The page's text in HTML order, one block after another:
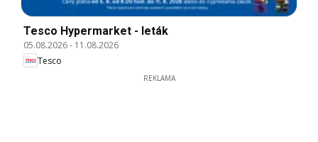
Tesco Hypermarket - leták
05.08.2026- 11.08.2026
Tesco
REKLAMA